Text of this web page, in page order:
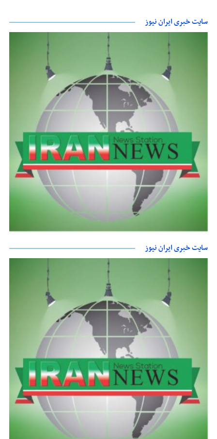
سایت خبری ایران نیوز
سایت خبری ایران نیوز